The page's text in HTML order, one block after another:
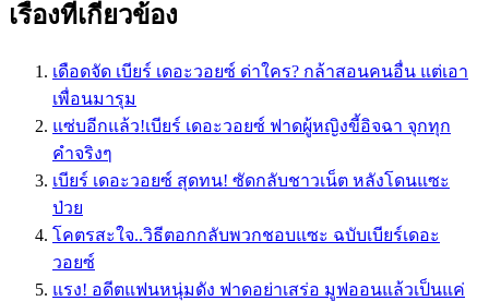
เรื่องที่เกี่ยวข้อง
เดือดจัด เบียร์ เดอะวอยซ์ ด่าใคร? กล้าสอนคนอื่น แต่เอา
เพื่อนมารุม
แซ่บอีกแล้ว!เบียร์ เดอะวอยซ์ ฟาดผู้หญิงขี้อิจฉา จุกทุก
คำจริงๆ
เบียร์ เดอะวอยซ์ สุดทน! ซัดกลับชาวเน็ต หลังโดนแซะ
ป่วย
โคตรสะใจ..วิธีตอกกลับพวกชอบแซะ ฉบับเบียร์เดอะ
วอยซ์
แรง! อดีตแฟนหนุ่มดัง ฟาดอย่าเสร่อ มูฟออนแล้วเป็นแค่